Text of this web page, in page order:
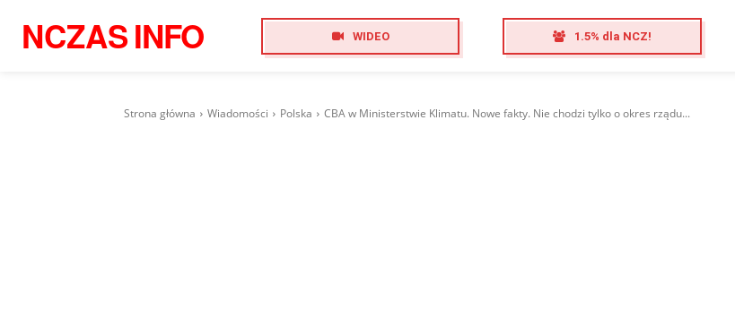
NCZASINFO WIDEO 1.5% dla NCZ!
Strona główna Wiadomości Polska CBA w Ministerstwie Klimatu. Nowe fakty. Nie chodzi tylko o okres rządu...